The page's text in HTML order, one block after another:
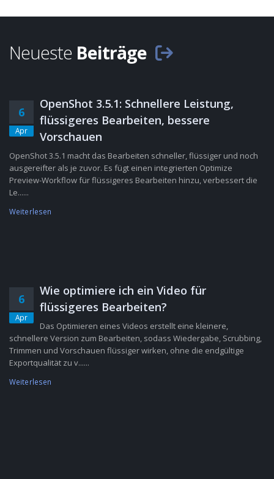
Neueste Beiträge
6
Apr
OpenShot 3.5.1: Schnellere Leistung,
flüssigeres Bearbeiten, bessere
Vorschauen
OpenShot 3.5.1 macht das Bearbeiten schneller, flüssiger und noch
ausgereifter als je zuvor. Es fügt einen integrierten Optimize
Preview-Workflow für flüssigeres Bearbeiten hinzu, verbessert die
Le......
Weiterlesen
6
Apr
Wie optimiere ich ein Video für
flüssigeres Bearbeiten?
Das Optimieren eines Videos erstellt eine kleinere,
schnellere Version zum Bearbeiten, sodass Wiedergabe, Scrubbing,
Trimmen und Vorschauen flüssiger wirken, ohne die endgültige
Exportqualität zu v......
Weiterlesen